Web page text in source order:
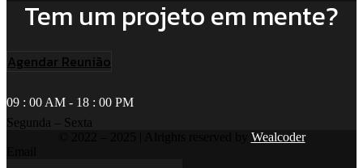
Tem um projeto em mente?
Agendar Reunião
09 : 00 AM - 18 : 00 PM
Segunda – Sexta
Wealcoder